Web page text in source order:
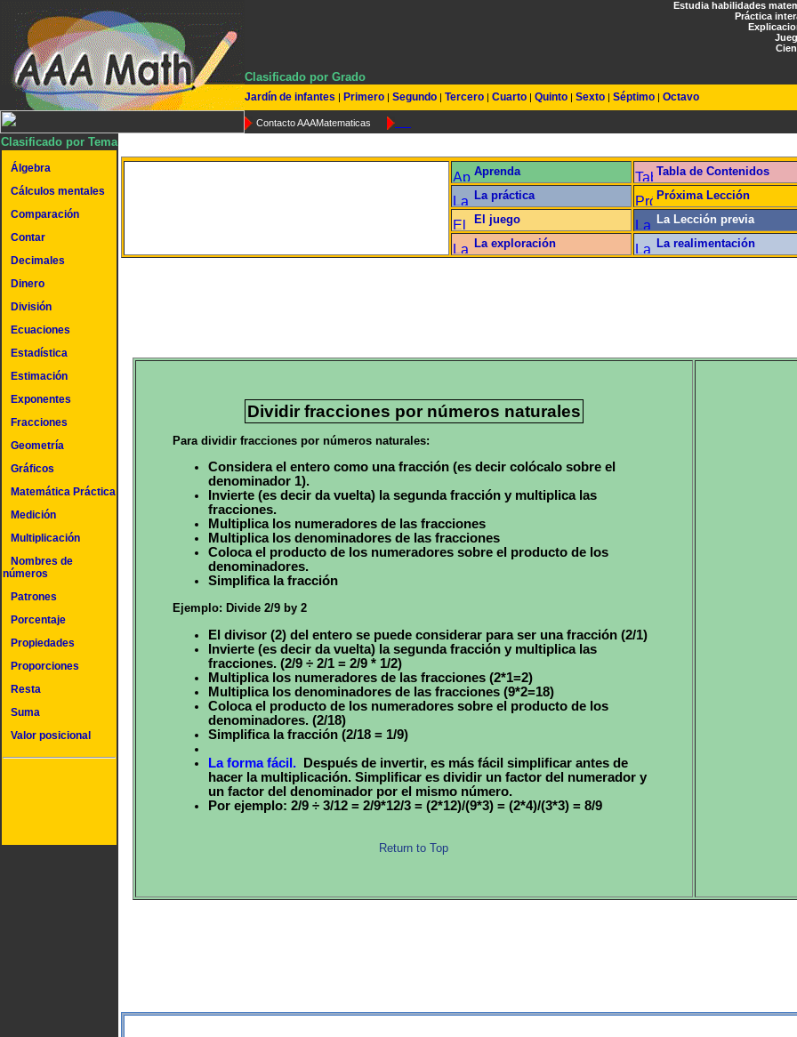
Clasificado por Grado
Estudia habilidades
Práctica
Jardín de infantes | Primero | Segundo | Tercero | Cuarto | Quinto | Sexto | Séptimo | Octavo
Contacto AAAMatematicas
Clasificado por Tema
Álgebra
Cálculos mentales
Comparación
Contar
Decimales
Dinero
División
Ecuaciones
Estadística
Estimación
Exponentes
Fracciones
Geometría
Gráficos
Matemática Práctica
Medición
Multiplicación
Nombres de
números
Patrones
Porcentaje
Propiedades
Proporciones
Resta
Suma
Valor posicional
Aprenda
Tabla de Contenidos
La práctica
Próxima Lección
El juego
La Lección previa
La exploración
La realimentación
Dividir fracciones por números naturales
Para dividir fracciones por números naturales:
Considera el entero como una fracción (es decir colócalo sobre el
denominador 1).
Invierte (es decir da vuelta) la segunda fracción y multiplica las
fracciones.
Multiplica los numeradores de las fracciones
Multiplica los denominadores de las fracciones
Coloca el producto de los numeradores sobre el producto de los
denominadores.
Simplifica la fracción
Ejemplo: Divide 2/9 by 2
El divisor (2) del entero se puede considerar para ser una fracción (2/1)
Invierte (es decir da vuelta) la segunda fracción y multiplica las
fracciones. (2/9 ÷ 2/1 = 2/9 * 1/2)
Multiplica los numeradores de las fracciones (2*1=2)
Multiplica los denominadores de las fracciones (9*2=18)
Coloca el producto de los numeradores sobre el producto de los
denominadores. (2/18)
Simplifica la fracción (2/18 = 1/9)
La forma fácil.Después de invertir, es más fácil simplificar antes de
hacer la multiplicación. Simplificar es dividir un factor del numerador y
un factor del denominador por el mismo número.
Por ejemplo: 2/9 ÷ 3/12 = 2/9*12/3 = (2*12)/(9*3) = (2*4)/(3*3) = 8/9
Return to Top